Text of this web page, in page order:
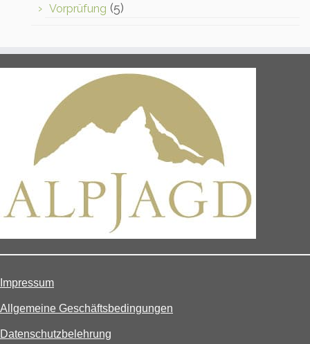
Vorprüfung (5)
Impressum
Allgemeine Geschäftsbedingungen
Datenschutzbelehrung